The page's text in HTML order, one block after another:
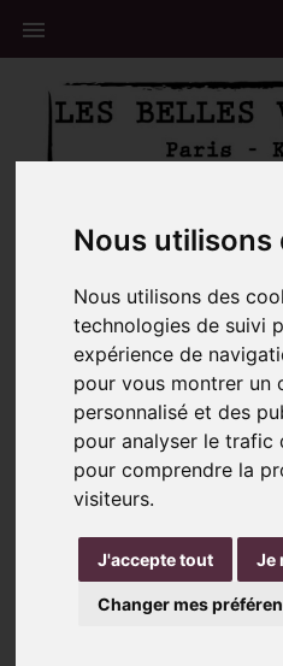
Nous utilisons
Nous utilisons des
technologies de suivi
expérience de
pour vous montrer un
personnalisé et des
pour analyser le trafic
pour comprendre la
visiteurs.
J'accepte tout Je
Changer mes

📦 Notre centre
Accueil
Foulard Coton Bio